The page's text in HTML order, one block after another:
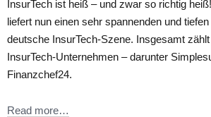
InsurTech ist heiß – und zwar so richtig
liefert nun einen sehr spannenden und
deutsche InsurTech-Szene. Insgesamt
InsurTech-Unternehmen – darunter
Finanzchef24.
Read more…